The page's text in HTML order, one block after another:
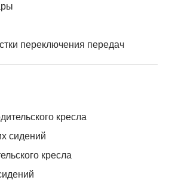
переключения передач
кресла
сидений
кресла